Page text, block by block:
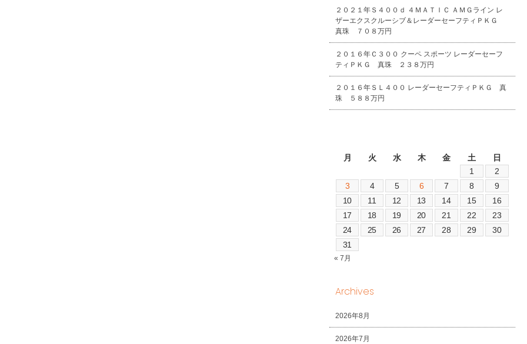
２０２１年Ｓ４００ｄ ４ＭＡＴＩＣ ＡＭＧライン レ
ザーエクスクルーシブ＆レーダーセーフティＰＫＧ
真珠 ７０８万円
２０１６年Ｃ３００ クーペ スポーツ レーダーセーフ
ティＰＫＧ 真珠 ２３８万円
２０１６年ＳＬ４００ レーダーセーフティＰＫＧ 真
珠 ５８８万円
月
火 水 木 金 土
日
1
2
3
4 5 6 7 8
9
10
11 12 13 14 15
16
17
18 19 20 21 22
23
24
25 26 27 28 29
30
31
« 7月
Archives
2026年8月
2026年7月